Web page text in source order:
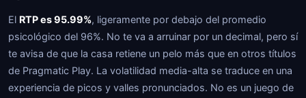
El RTP es 95.99%, ligeramente por debajo del promedio
psicológico del 96%. No te va a arruinar por un decimal, pero sí
te avisa de que la casa retiene un pelo más que en otros títulos
de Pragmatic Play. La volatilidad media-alta se traduce en una
experiencia de picos y valles pronunciados. No es un juego de